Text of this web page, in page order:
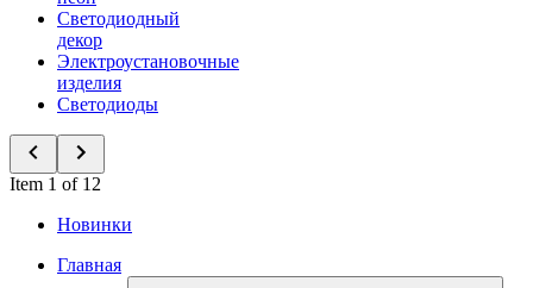
Светодиодный
декор
Электроустановочные
изделия
Светодиоды
Item 1 of 12
Новинки
Главная